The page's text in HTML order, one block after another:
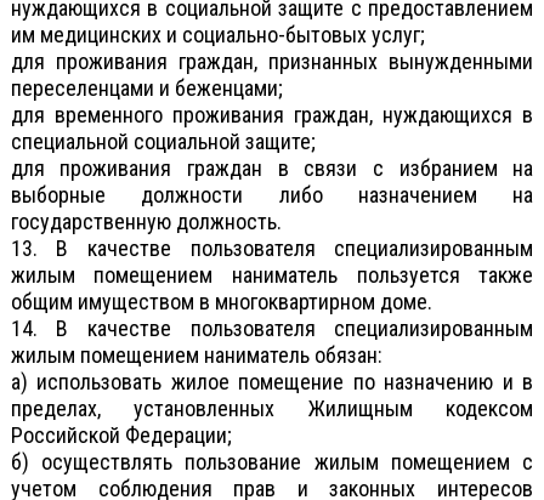
нуждающихся в социальной защите с предоставлением
им медицинских и социально-бытовых услуг;
для проживания граждан, признанных вынужденными
переселенцами и беженцами;
для временного проживания граждан, нуждающихся в
специальной социальной защите;
для проживания граждан в связи с избранием на
выборные должности либо назначением на
государственную должность.
13. В качестве пользователя специализированным
жилым помещением наниматель пользуется также
общим имуществом в многоквартирном доме.
14. В качестве пользователя специализированным
жилым помещением наниматель обязан:
а) использовать жилое помещение по назначению и в
пределах, установленных Жилищным кодексом
Российской Федерации;
б) осуществлять пользование жилым помещением с
учетом соблюдения прав и законных интересов